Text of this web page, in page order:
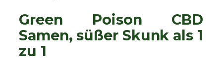
t
S
e
e
Green Poison CBD
Samen, süßer Skunk als 1
zu 1